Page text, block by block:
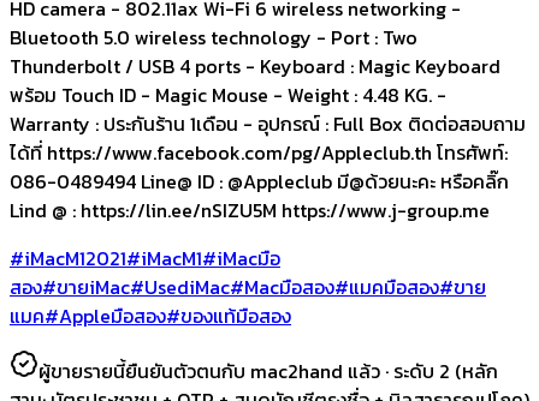
HD camera - 802.11ax Wi-Fi 6 wireless networking -
Bluetooth 5.0 wireless technology - Port : Two
Thunderbolt / USB 4 ports - Keyboard : Magic Keyboard
พร้อม Touch ID - Magic Mouse - Weight : 4.48 KG. -
Warranty : ประกันร้าน 1เดือน - อุปกรณ์ : Full Box ติดต่อสอบถาม
ได้ที่ https://www.facebook.com/pg/Appleclub.th โทรศัพท์:
086-0489494 Line@ ID : @Appleclub มี@ด้วยนะคะ หรือคลิ๊ก
Lind @ : https://lin.ee/nSIZU5M https://www.j-group.me
#iMacM12021#iMacM1#iMacมือ
สอง#ขายiMac#UsediMac#Macมือสอง#แมคมือสอง#ขาย
แมค#Appleมือสอง#ของแท้มือสอง
ผู้ขายรายนี้ยืนยันตัวตนกับ mac2hand แล้ว · ระดับ 2 (หลัก